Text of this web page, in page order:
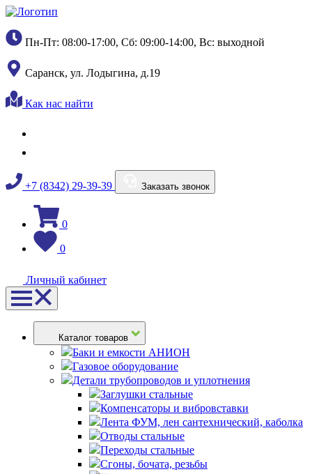
Пн-Пт: 08:00-17:00, Сб: 09:00-14:00, Вс: выходной
Саранск, ул. Лодыгина, д.19
Как нас найти
+7 (8342) 29-39-39 Заказать звонок
0
0
Личный кабинет
Каталог товаров
Баки и емкости АНИОН
Газовое оборудование
Детали трубопроводов и уплотнения
Заглушки стальные
Компенсаторы и вибровставки
Лента ФУМ, лен сантехнический, каболка
Отводы стальные
Переходы стальные
Сгоны, бочата, резьбы